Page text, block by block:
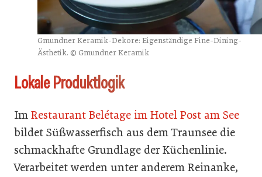
Gmundner Keramik-Dekore: Eigenständige Fine-Dining-
Ästhetik. © Gmundner Keramik
Lokale Produktlogik
Im Restaurant Belétage im Hotel Post am See
bildet Süßwasserfisch aus dem Traunsee die
schmackhafte Grundlage der Küchenlinie.
Verarbeitet werden unter anderem Reinanke,